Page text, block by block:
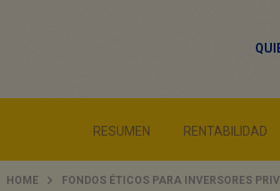
RESUMEN RENTABILIDAD
HOME FONDOS ÉTICOS PARA INVERSORES